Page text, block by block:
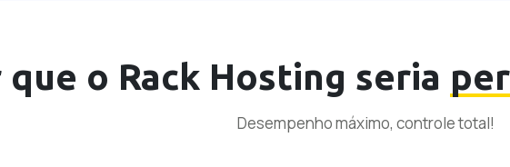
que o Rack Hosting seria
Desempenho máximo, controle total!